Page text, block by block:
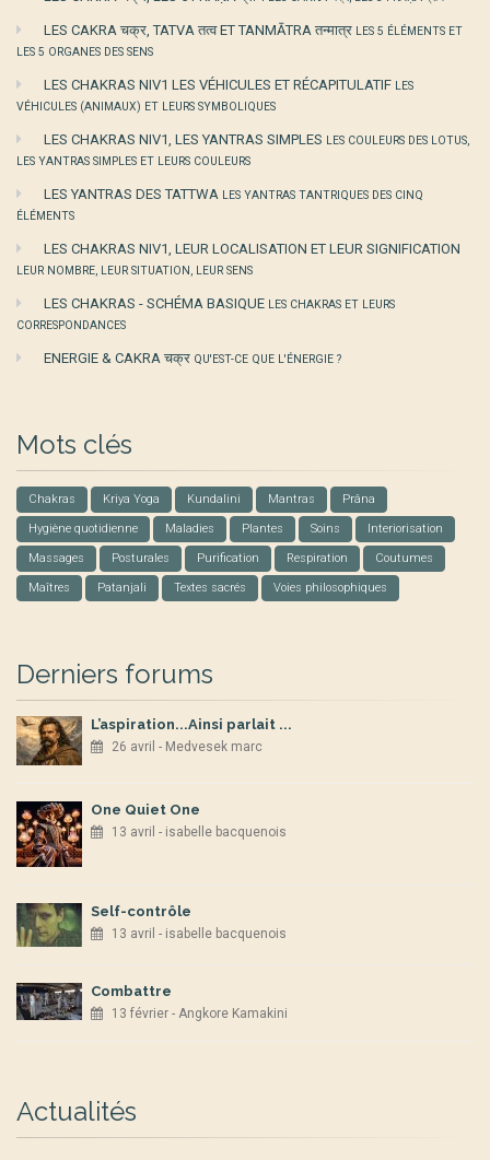
LES CAKRA चक्र, TATVA तत्व ET TANMĀTRA तन्मात्र LES 5 ÉLÉMENTS ET
LES 5 ORGANES DES SENS
LES CHAKRAS NIV1 LES VÉHICULES ET RÉCAPITULATIF LES
VÉHICULES (ANIMAUX) ET LEURS SYMBOLIQUES
LES CHAKRAS NIV1, LES YANTRAS SIMPLES LES COULEURS DES LOTUS,
LES YANTRAS SIMPLES ET LEURS COULEURS
LES YANTRAS DES TATTWA LES YANTRAS TANTRIQUES DES CINQ
ÉLÉMENTS
LES CHAKRAS NIV1, LEUR LOCALISATION ET LEUR SIGNIFICATION
LEUR NOMBRE, LEUR SITUATION, LEUR SENS
LES CHAKRAS - SCHÉMA BASIQUE LES CHAKRAS ET LEURS
CORRESPONDANCES
ENERGIE & CAKRA चक्र QU'EST-CE QUE L'ÉNERGIE ?
Mots clés
Chakras Kriya Yoga Kundalini Mantras Prâna
Hygiène quotidienne Maladies Plantes Soins Interiorisation
Massages Posturales Purification Respiration Coutumes
Maîtres Patanjali Textes sacrés Voies philosophiques
Derniers forums
L’aspiration...Ainsi parlait ...
26 avril - Medvesek marc
One Quiet One
13 avril - isabelle bacquenois
Self-contrôle
13 avril - isabelle bacquenois
Combattre
13 février - Angkore Kamakini
Actualités